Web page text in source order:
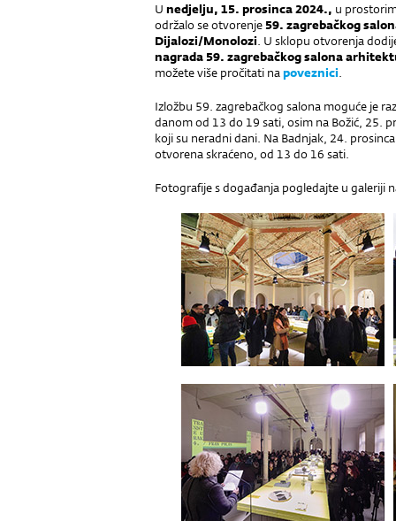
U nedjelju, 15. prosinca 2024., u
održalo se otvorenje59. zagrebačkog
Dijalozi/Monolozi. U sklopu otvorenja
nagrada59. zagrebačkog salona
možete više pročitati napoveznici.
Izložbu 59. zagrebačkog salona moguće je
danom od 13 do 19 sati, osim na Božić, 25.
koji su neradni dani. Na Badnjak, 24.
otvorena skraćeno, od 13 do 16 sati.
Fotografije s događanja pogledajte u galeriji